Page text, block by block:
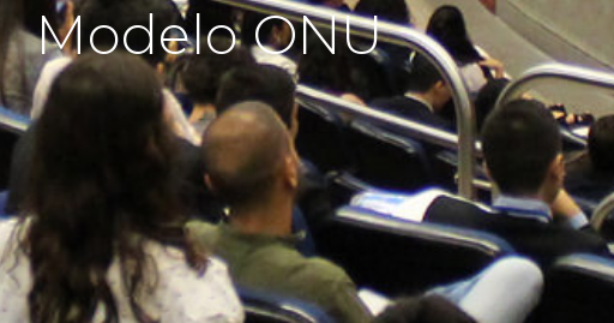
Modelo ONU